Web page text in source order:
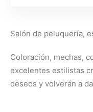
Salón de peluquería,
Coloración, mechas,
excelentes estilistas
deseos y volverán a